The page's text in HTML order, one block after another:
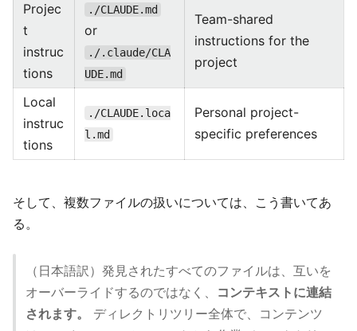
Projec
t
instruc
tions
./CLAUDE.md
or
./.claude/CLA
UDE.md
Team-shared
instructions for the
project
Local
instruc
tions
./CLAUDE.loca
l.md
Personal project-
specific preferences
そして、複数ファイルの扱いについては、こう書いてあ
る。
（日本語訳）発見されたすべてのファイルは、互いを
オーバーライドするのではなく、 コンテキストに連結
されます。
ディレクトリツリー全体で、コンテンツ